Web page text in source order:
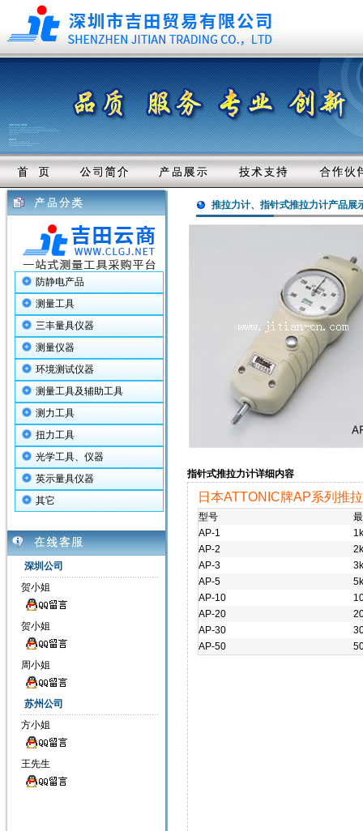
防静电产品
测量工具
三丰量具仪器
测量仪器
环境测试仪器
测量工具及辅助工具
测力工具
扭力工具
光学工具、仪器
英示量具仪器
其它
深圳公司
贺小姐
贺小姐
周小姐
苏州公司
方小姐
王先生
推拉力计、指针式推拉力计产品展
指针式推拉力计详细内容
日本ATTONIC牌AP系列推
型号
AP-1
AP-2
AP-3
AP-5
AP-10
AP-20
AP-30
AP-50